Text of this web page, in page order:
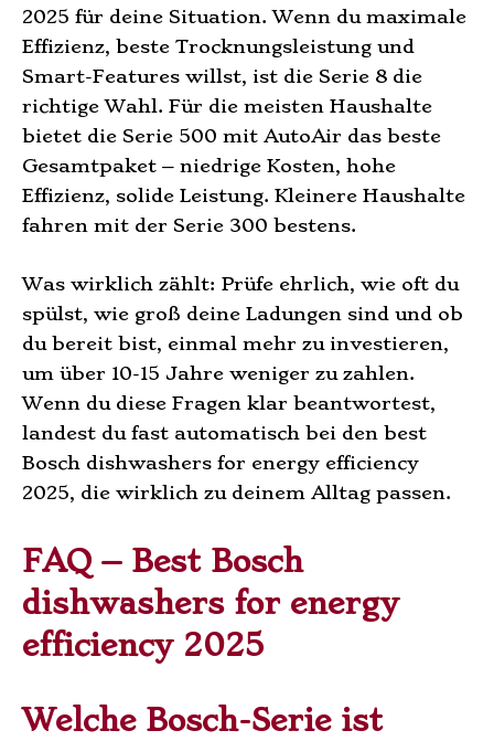
2025 für deine Situation. Wenn du maximale
Effizienz, beste Trocknungsleistung und
Smart-Features willst, ist die Serie 8 die
richtige Wahl. Für die meisten Haushalte
bietet die Serie 500 mit AutoAir das beste
Gesamtpaket – niedrige Kosten, hohe
Effizienz, solide Leistung. Kleinere Haushalte
fahren mit der Serie 300 bestens.
Was wirklich zählt: Prüfe ehrlich, wie oft du
spülst, wie groß deine Ladungen sind und ob
du bereit bist, einmal mehr zu investieren,
um über 10-15 Jahre weniger zu zahlen.
Wenn du diese Fragen klar beantwortest,
landest du fast automatisch bei den best
Bosch dishwashers for energy efficiency
2025, die wirklich zu deinem Alltag passen.
FAQ – Best Bosch
dishwashers for energy
efficiency 2025
Welche Bosch-Serie ist